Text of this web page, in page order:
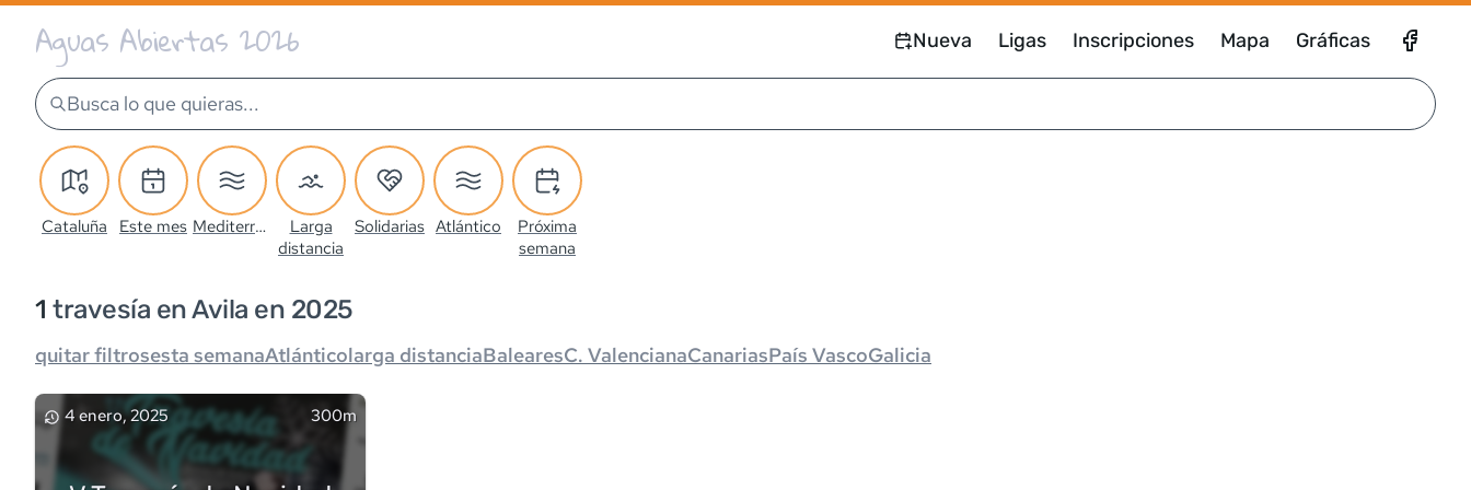
Aguas Abiertas 2026 Nueva Ligas Inscripciones Mapa Gráficas
Busca lo que quieras...
Cataluña Este mes Mediterráneo
Larga
distancia
Solidarias Atlántico
Próxima
semana
1 travesía en Avila en 2025
quitar filtrosesta semanaAtlánticolarga distanciaBalearesC. ValencianaCanariasPaís VascoGalicia
4 enero, 2025 300m